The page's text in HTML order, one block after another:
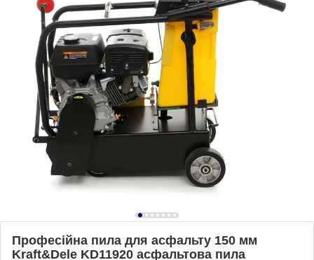
Професійна пила для асфальту 150 мм
Kraft&Dele KD11920 асфальтова пила